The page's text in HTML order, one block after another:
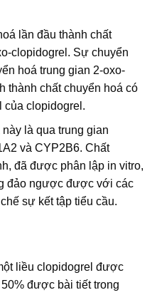
lần đầu thành chất
clopidogrel. Sự chuyển
hoá trung gian 2-oxo-
thành chất chuyển hoá có
của clopidogrel.
là qua trung gian
và CYP2B6. Chất
đã được phân lập in vitro,
đảo ngược được với các
sự kết tập tiểu cầu.
liều clopidogrel được
được bài tiết trong